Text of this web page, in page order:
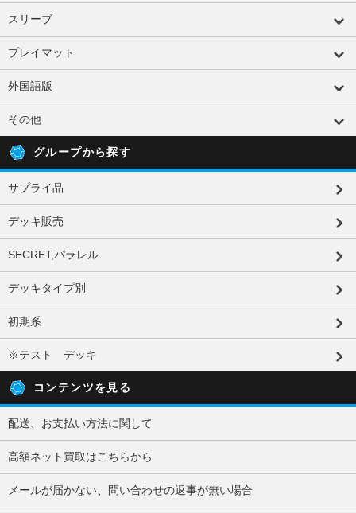
スリーブ
プレイマット
外国語版
その他
グループから探す
サプライ品
デッキ販売
SECRET,パラレル
デッキタイプ別
初期系
※テスト デッキ
コンテンツを見る
配送、お支払い方法に関して
高額ネット買取はこちらから
メールが届かない、問い合わせの返事が無い場合